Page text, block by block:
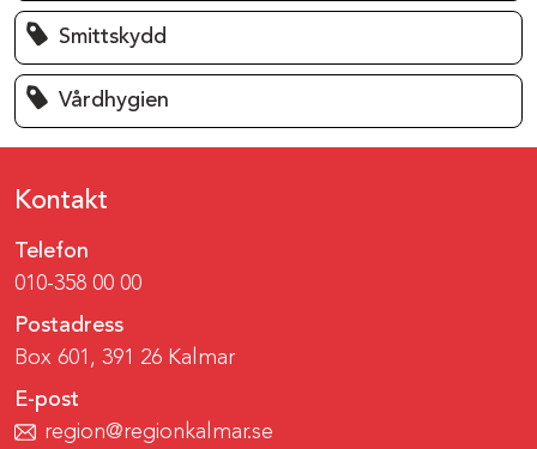
Smittskydd
Vårdhygien
Kontakt
Telefon
010-358 00 00
Postadress
Box 601, 391 26 Kalmar
E-post
region@regionkalmar.se